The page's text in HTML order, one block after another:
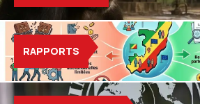
RAPPORTS